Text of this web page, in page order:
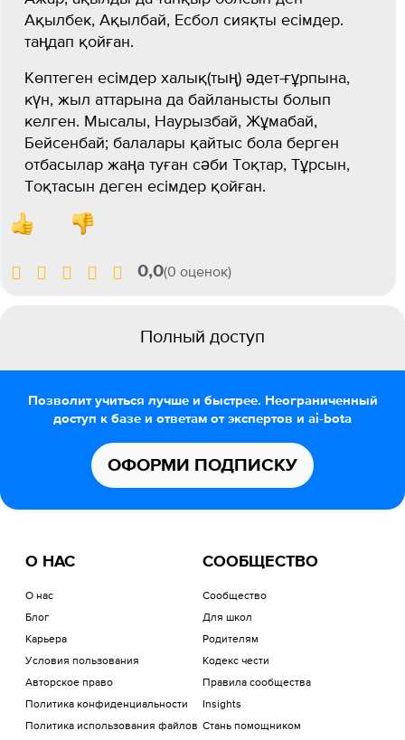
Ақылбек, Ақылбай, Есбол сияқты есімдер.
таңдап қойған.
Көптеген есімдер халық(тың) әдет-ғұрпына,
күн, жыл аттарына да байланысты болып
келген. Мысалы, Наурызбай, Жұмабай,
Бейсенбай; балалары қайтыс бола берген
отбасылар жаңа туған сәби Тоқтар, Тұрсын,
Тоқтасын деген есімдер қойған.
0,0(0 оценок)
Полный доступ
Позволит учиться лучше и быстрее. Неограниченный
доступ к базе и ответам от экспертов и ai-bota
ОФОРМИ ПОДПИСКУ
О НАС
О нас
Блог
Карьера
Условия пользования
Авторское право
Политика конфиденциальности
Политика использования файлов
СООБЩЕСТВО
Сообщество
Для школ
Родителям
Кодекс чести
Правила сообщества
Insights
Стань помощником